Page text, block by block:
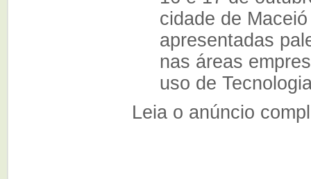
cidade de
apresentadas
nas áreas
uso de
Leia o anúncio